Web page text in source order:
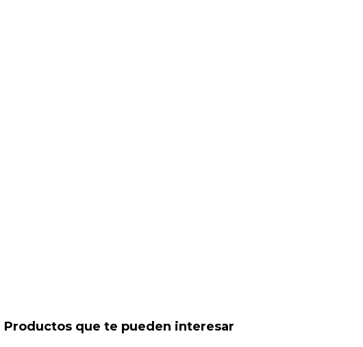
Productos que te pueden interesar